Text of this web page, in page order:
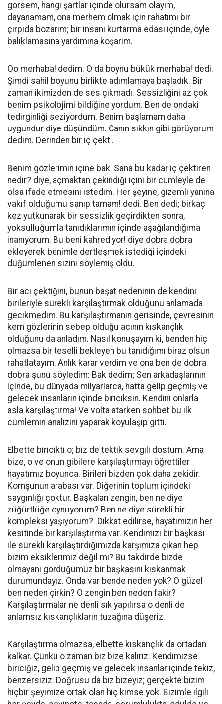
görsem, hangi şartlar içinde olursam olayım,
dayanamam, ona merhem olmak için rahatımı bir
çırpıda bozarım; bir insanı kurtarma edası içinde, öyle
balıklamasına yardımına koşarım.
Oo merhaba! dedim. O da boynu bükük merhaba! dedi.
Şimdi sahil boyunu birlikte adımlamaya başladık. Bir
zaman ikimizden de ses çıkmadı. Sessizliğini az çok
benim psikolojimi bildiğine yordum. Ben de ondaki
tedirginliği seziyordum. Benim başlamam daha
uygundur diye düşündüm. Canın sıkkın gibi görüyorum
dedim. Derinden bir iç çekti.
Benim gözlerimin içine bak! Sana bu kadar iç çektiren
nedir? diye, açmaktan çekindiği içini bir cümleyle de
olsa ifade etmesini istedim. Her şeyine, gizemli yanına
vakıf olduğumu sanıp tamam! dedi. Ben dedi; birkaç
kez yutkunarak bir sessizlik geçirdikten sonra,
yoksulluğumla tanıdıklarımın içinde aşağılandığıma
inanıyorum. Bu beni kahrediyor! diye dobra dobra
ekleyerek benimle dertleşmek istediği içindeki
düğümlenen sızını söylemiş oldu.
Bir acı çektiğini, bunun başat nedeninin de kendini
birileriyle sürekli karşılaştırmak olduğunu anlamada
gecikmedim. Bu karşılaştırmanın gerisinde, çevresinin
kem gözlerinin sebep olduğu acının kıskançlık
olduğunu da anladım. Nasıl konuşayım ki, benden hiç
olmazsa bir teselli bekleyen bu tanıdığımı biraz olsun
rahatlatayım. Anlık karar verdim ve ona ben de dobra
dobra şunu söyledim: Bak dedim; Sen arkadaşlarının
içinde, bu dünyada milyarlarca, hatta gelip geçmiş ve
gelecek insanların içinde biriciksin. Kendini onlarla
asla karşılaştırma! Ve volta atarken sohbet bu ilk
cümlemin analizini yaparak koyulaşıp gitti.
Elbette biricikti o; biz de tektik sevgili dostum. Ama
bize, o ve onun gibilere karşılaştırmayı öğrettiler
hayatımız boyunca. Birileri bizden çok daha zekidir.
Komşunun arabası var. Diğerinin toplum içindeki
saygınlığı çoktur. Başkaları zengin, ben ne diye
züğürtlüğe oynuyorum? Ben ne diye sürekli bir
kompleksi yaşıyorum? Dikkat edilirse, hayatımızın her
kesitinde bir karşılaştırma var. Kendimizi bir başkası
ile sürekli karşılaştırdığımızda karşımıza çıkan hep
bizim eksiklerimiz değil mi? Bu takdirde bizde
olmayanı gördüğümüz bir başkasını kıskanmak
durumundayız. Onda var bende neden yok? O güzel
ben neden çirkin? O zengin ben neden fakir?
Karşılaştırmalar ne denli sık yapılırsa o denli de
anlamsız kıskançlıkların tuzağına düşeriz.
Karşılaştırma olmazsa, elbette kıskançlık da ortadan
kalkar. Çünkü o zaman biz bize kalırız. Kendimizse
biriciğiz, gelip geçmiş ve gelecek insanlar içinde tekiz,
benzersiziz. Doğrusu da biz bizeyiz; gerçekte bizim
hiçbir şeyimize ortak olan hiç kimse yok. Bizimle ilgili